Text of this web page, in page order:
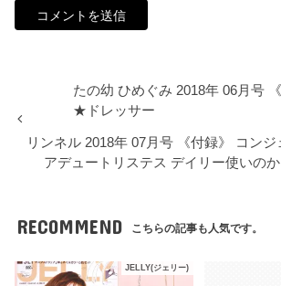
たの幼 ひめぐみ 2018年 06月号
★ドレッサー
リンネル 2018年 07月号 《付録》 コンジ
アデュートリステス デイリー使いの
RECOMMEND こちらの記事も人気です。
JELLY(ジェリー)